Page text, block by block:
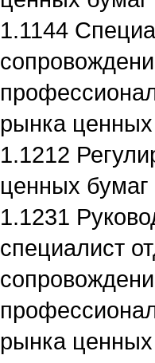
1.1144
рынка
1.1212
ценных бумаг
1.1231
специалист
рынка